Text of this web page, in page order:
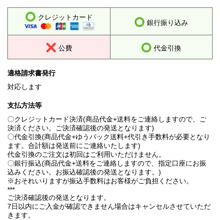
クレジットカード
銀行振り込み
公費 代金引換
適格請求書発行
対応します
支払方法等
〇クレジットカード決済(商品代金+送料をご連絡しますので、ご
決済ください。ご決済確認後の発送となります)
〇代金引換(商品代金+ゆうパック送料+代引き手数料が必要となり
ます。合計額は発送前にご連絡いたします)
代金引換のご注文は初回はご利用いただけません。
〇銀行振込(商品代金+送料をご連絡しますので、指定口座にお振
込みください。お振込確認後の発送となります。)
※おそれいりますが振込手数料はお客様がご負担ください。
***
ご決済確認後の発送となります。
7日以内にご入金が確認できません場合はキャンセルさせていただ
きます。